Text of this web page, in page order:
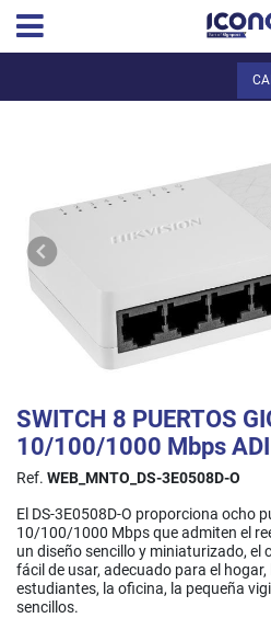
ES
Inicio
SWITCH 8 PUERTOS
10/100/1000 Mbps ADI
Ref. WEB_MNTO_DS-3E0508D-O
El DS-3E0508D-O proporciona ocho
10/100/1000 Mbps que admiten el
un diseño sencillo y miniaturizado, el
fácil de usar, adecuado para el
estudiantes, la oficina, la pequeña
sencillos.